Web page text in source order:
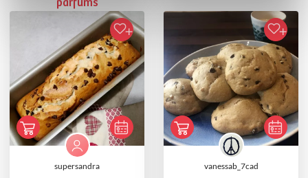
parfums
supersandra vanessab_7cad